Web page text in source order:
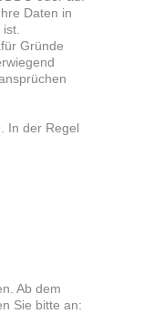
Daten in
ist.
Gründe
In der Regel
Ab dem
Sie bitte an: